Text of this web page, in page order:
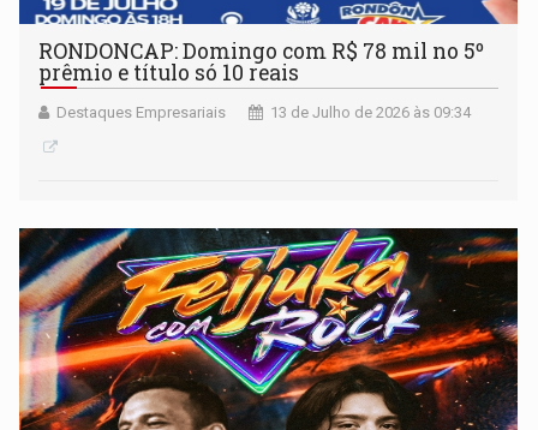
RONDONCAP: Domingo com R$ 78 mil no 5º
prêmio e título só 10 reais
Destaques Empresariais 13 de Julho de 2026 às 09:34